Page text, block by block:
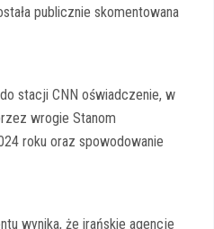
publicznie skomentowana
stacji CNN oświadczenie, w
wrogie Stanom
roku oraz spowodowanie
wynika, że irańskie agencje